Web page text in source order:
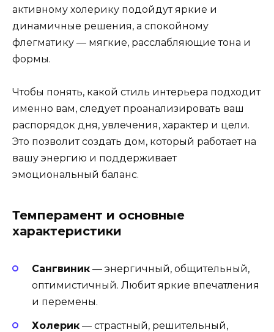
активному холерику подойдут яркие и
динамичные решения, а спокойному
флегматику — мягкие, расслабляющие тона и
формы.
Чтобы понять, какой стиль интерьера подходит
именно вам, следует проанализировать ваш
распорядок дня, увлечения, характер и цели.
Это позволит создать дом, который работает на
вашу энергию и поддерживает
эмоциональный баланс.
Темперамент и основные
характеристики
Сангвиник — энергичный, общительный,
оптимистичный. Любит яркие впечатления
и перемены.
Холерик — страстный, решительный,